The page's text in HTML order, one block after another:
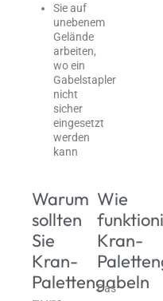
Sie auf
unebenem
Gelände
arbeiten,
wo ein
Gabelstapler
nicht
sicher
eingesetzt
werden
kann
Warum
sollten
Sie
Kran-
Palettengabeln
Wie
Kran-
Das